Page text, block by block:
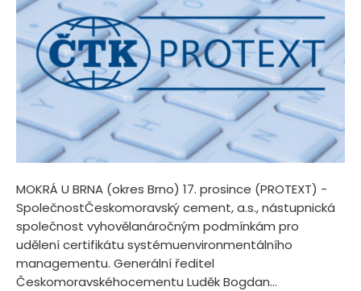
MOKRÁ U BRNA (okres Brno) 17. prosince (PROTEXT) -
SpolečnostČeskomoravský cement, a.s., nástupnická
společnost vyhovělanáročným podmínkám pro
udělení certifikátu systémuenvironmentálního
managementu. Generální ředitel
Českomoravskéhocementu Luděk Bogdan...